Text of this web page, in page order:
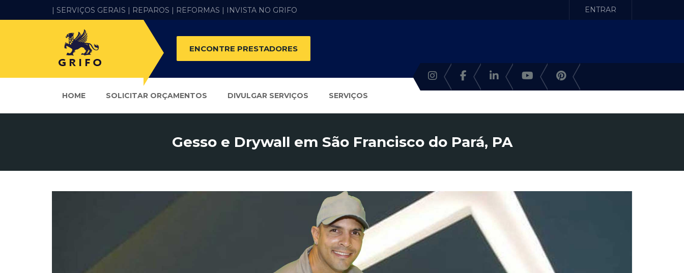
| SERVIÇOS GERAIS | REPAROS | REFORMAS | INVISTA NO GRIFO ENTRAR
ENCONTRE PRESTADORES
HOME SOLICITAR ORÇAMENTOS DIVULGAR SERVIÇOS SERVIÇOS
Gesso e Drywall em São Francisco do Pará, PA